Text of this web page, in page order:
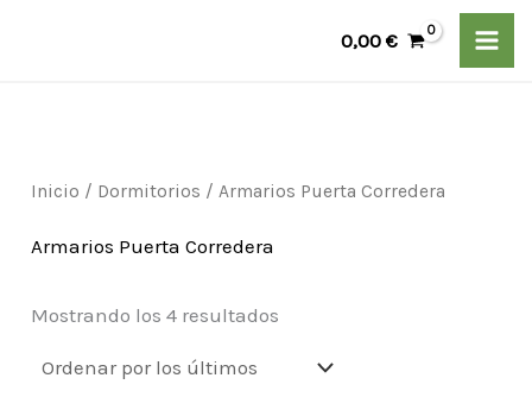
0,00€
i
í
P
Inicio / Dormitorios / Armarios Puerta Corredera
Armarios Puerta Corredera
Mostrando los 4 resultados